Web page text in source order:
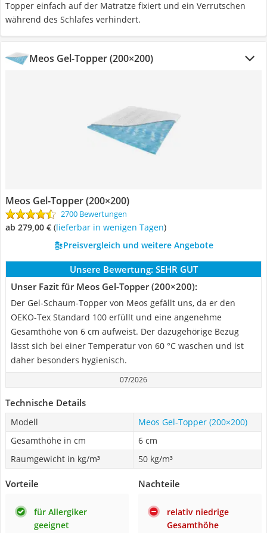
Topper einfach auf der Matratze fixiert und ein Verrutschen
während des Schlafes verhindert.
Meos Gel-Topper (200×200)
Meos Gel-Topper (200×200)
2700 Bewertungen
ab 279,00 € ( Lieferbar in wenigen Tagen)
Preisvergleich und weitere Angebote
Unsere Bewertung: SEHR GUT
Unser Fazit für Meos Gel-Topper (200×200):
Der Gel-Schaum-Topper von Meos gefällt uns, da er den
OEKO-Tex Standard 100 erfüllt und eine angenehme
Gesamthöhe von 6 cm aufweist. Der dazugehörige Bezug
lässt sich bei einer Temperatur von 60 °C waschen und ist
daher besonders hygienisch.
07/2026
Technische Details
Modell
Meos Gel-Topper (200×200)
Gesamthöhe in cm
6 cm
Raumgewicht in kg/m³
50 kg/m³
Vorteile
für Allergiker
geeignet
Nachteile
relativ niedrige
Gesamthöhe